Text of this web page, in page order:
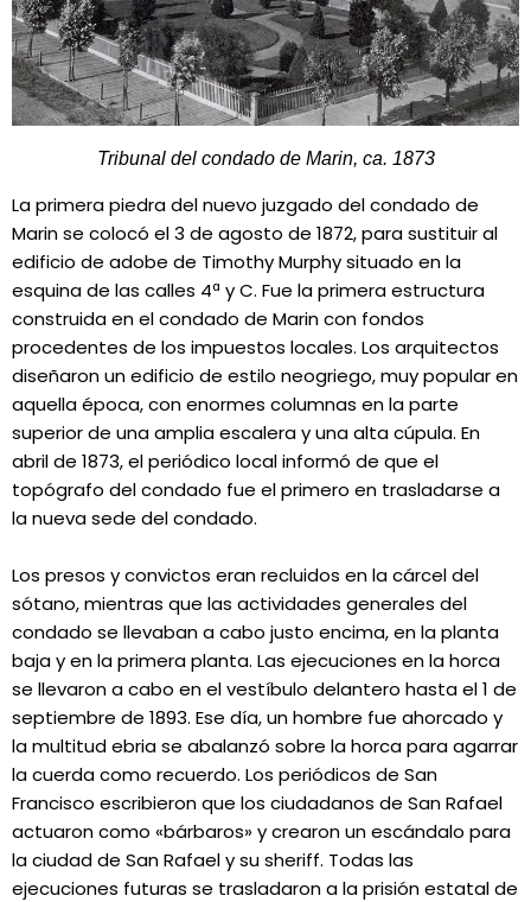
Tribunal del condado de Marin, ca. 1873
La primera piedra del nuevo juzgado del condado de
Marin se colocó el 3 de agosto de 1872, para sustituir al
edificio de adobe de Timothy Murphy situado en la
esquina de las calles 4ª y C. Fue la primera estructura
construida en el condado de Marin con fondos
procedentes de los impuestos locales. Los arquitectos
diseñaron un edificio de estilo neogriego, muy popular en
aquella época, con enormes columnas en la parte
superior de una amplia escalera y una alta cúpula. En
abril de 1873, el periódico local informó de que el
topógrafo del condado fue el primero en trasladarse a
la nueva sede del condado.
Los presos y convictos eran recluidos en la cárcel del
sótano, mientras que las actividades generales del
condado se llevaban a cabo justo encima, en la planta
baja y en la primera planta. Las ejecuciones en la horca
se llevaron a cabo en el vestíbulo delantero hasta el 1 de
septiembre de 1893. Ese día, un hombre fue ahorcado y
la multitud ebria se abalanzó sobre la horca para agarrar
la cuerda como recuerdo. Los periódicos de San
Francisco escribieron que los ciudadanos de San Rafael
actuaron como «bárbaros» y crearon un escándalo para
la ciudad de San Rafael y su sheriff. Todas las
ejecuciones futuras se trasladaron a la prisión estatal de